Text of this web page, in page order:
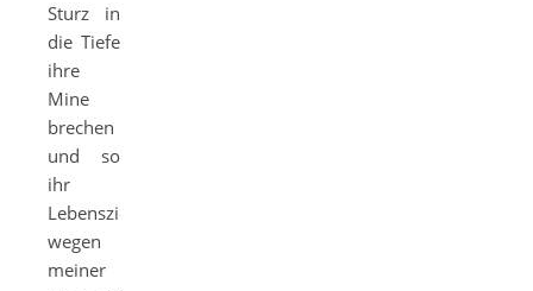
Sturz in
die Tiefe
ihre
Mine
brechen
und so
ihr
Lebensziel
wegen
meiner